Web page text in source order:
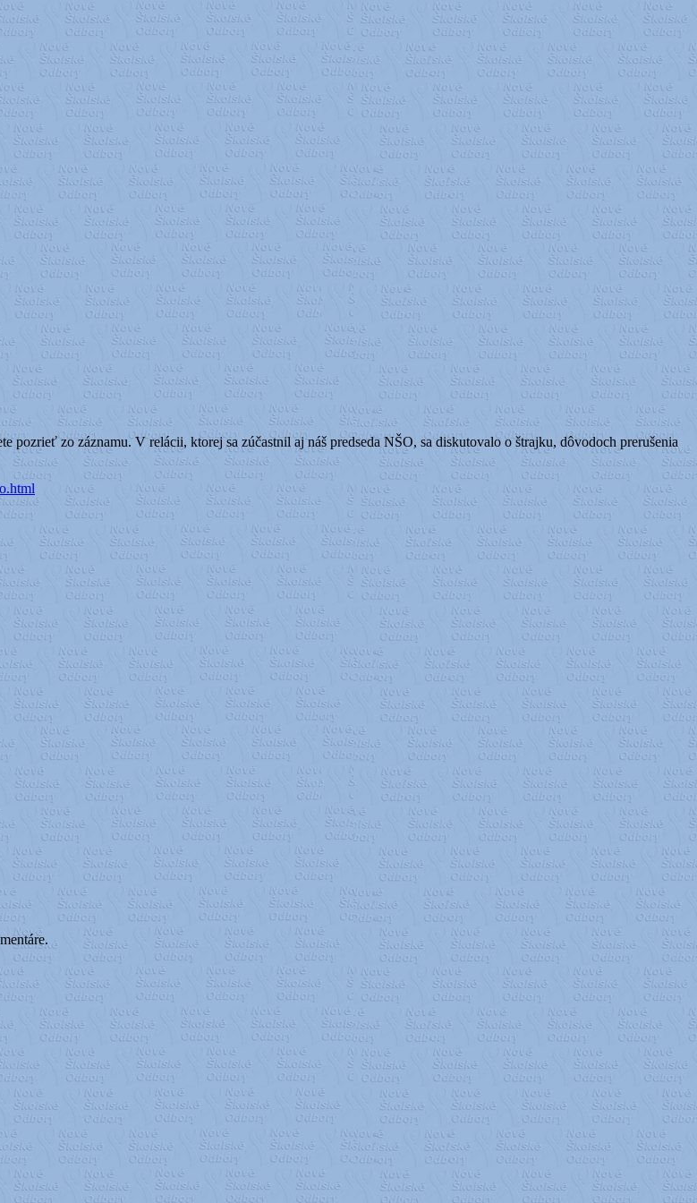
zo záznamu. V relácii, ktorej sa zúčastnil aj náš predseda NŠO, sa diskutovalo o štrajku, dôvodoch prerušenia